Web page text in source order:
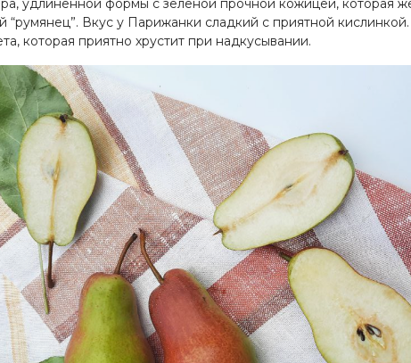
удлиненной формы с зеленой прочной кожицей, которая
Вкус у Парижанки сладкий с приятной
которая приятно хрустит при надкусывании.